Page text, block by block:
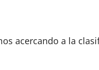
acercando a la